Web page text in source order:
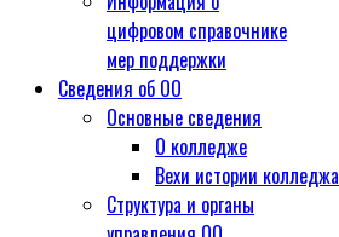
цифровом справочнике
мер поддержки
Сведения об ОО
Основные сведения
О колледже
Вехи истории колледжа
Структура и органы